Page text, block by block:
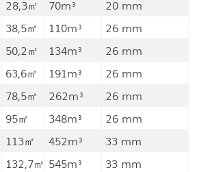
28,3㎡ 70m³
20 mm
38,5㎡ 110m³
26 mm
50,2㎡ 134m³
26 mm
63,6㎡ 191m³
26 mm
78,5㎡ 262m³
26 mm
95㎡ 348m³
26 mm
113㎡ 452m³
33 mm
132,7㎡ 545m³
33 mm